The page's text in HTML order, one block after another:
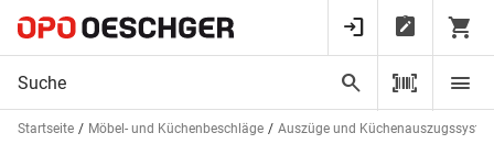
Startseite Möbel- und Küchenbeschläge Auszüge und